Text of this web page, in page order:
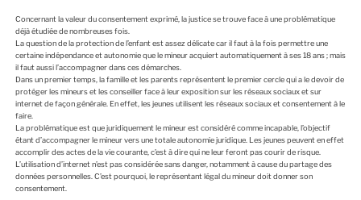
Concernant la valeur du consentement exprimé, la justice se trouve face à une problématique
déjà étudiée de nombreuses fois.
La question de la protection de l’enfant est assez délicate car il faut à la fois permettre une
certaine indépendance et autonomie que le mineur acquiert automatiquement à ses 18 ans ; mais
il faut aussi l’accompagner dans ces démarches.
Dans un premier temps, la famille et les parents représentent le premier cercle qui a le devoir de
protéger les mineurs et les conseiller face à leur exposition sur les réseaux sociaux et sur
internet de façon générale. En effet, les jeunes utilisent les réseaux sociaux et consentement à le
faire.
La problématique est que juridiquement le mineur est considéré comme incapable, l’objectif
étant d’accompagner le mineur vers une totale autonomie juridique. Les jeunes peuvent en effet
accomplir des actes de la vie courante, c’est à dire qui ne leur feront pas courir de risque.
L’utilisation d’internet n’est pas considérée sans danger, notamment à cause du partage des
données personnelles. C’est pourquoi, le représentant légal du mineur doit donner son
consentement.